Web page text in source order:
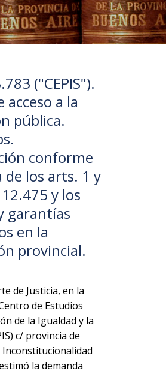
("CEPIS").
acceso a la
pública.
conforme
de los arts. 1 y
y los
garantías
en la
provincial.
de Justicia, en la
de Estudios
de la Igualdad y la
c/ provincia de
la demanda